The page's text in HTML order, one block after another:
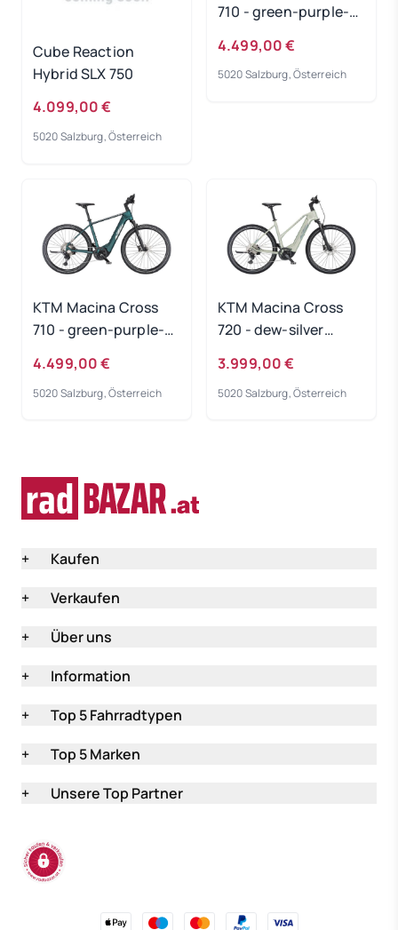
Cube Reaction
Hybrid SLX 750
4.099,00 €
5020 Salzburg, Österreich
710 - green-purple-
Rahmengröße: 51 cm
4.499,00 €
5020 Salzburg, Österreich
KTM Macina Cross
710 - green-purple-
Rahmengröße: 60 cm
4.499,00 €
5020 Salzburg, Österreich
KTM Macina Cross
720 - dew-silver
3.999,00 €
5020 Salzburg, Österreich
+
Kaufen
+
Verkaufen
+
Über uns
+
Information
+
Top 5 Fahrradtypen
+
Top 5 Marken
+
Unsere Top Partner